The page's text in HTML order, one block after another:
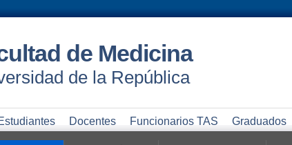
de Medicina
de la República
Docentes Funcionarios TAS Graduados